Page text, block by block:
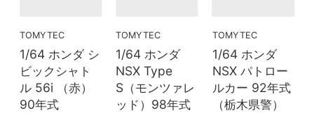
TOMYTEC
1/64 ホンダ シ
ビックシャト
ル 56i （赤）
90年式
TOMYTEC
1/64 ホンダ
NSX Type
S（モンツァレ
ッド）98年式
TOMYTEC
1/64 ホンダ
NSX パトロー
ルカー 92年式
（栃木県警）